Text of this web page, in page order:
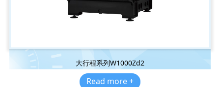
大行程系列W1000Zd2
Read more +